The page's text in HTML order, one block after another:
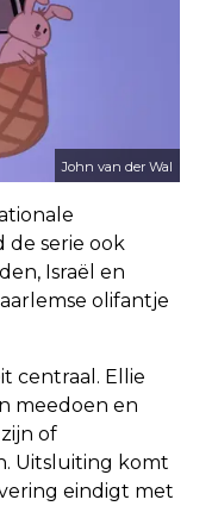
John van der Wal
de serie ook
Israël en
olifantje
centraal. Ellie
meedoen en
of
Uitsluiting komt
eindigt met